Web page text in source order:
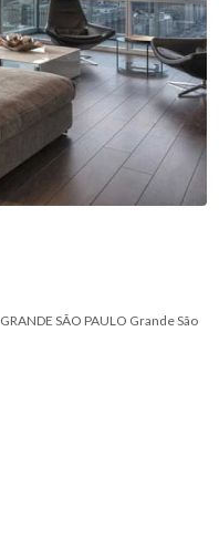
GRANDE SÃO PAULO Grande São